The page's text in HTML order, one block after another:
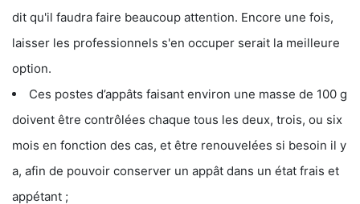
dit qu'il faudra faire beaucoup attention. Encore une fois,
laisser les professionnels s'en occuper serait la meilleure
option.
Ces postes d’appâts faisant environ une masse de 100 g
doivent être contrôlées chaque tous les deux, trois, ou six
mois en fonction des cas, et être renouvelées si besoin il y
a, afin de pouvoir conserver un appât dans un état frais et
appétant ;